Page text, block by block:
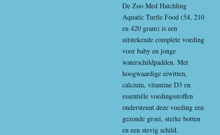
De Zoo Med Hatchling
Aquatic Turtle Food (54, 210
en 420 gram) is een
uitstekende complete voeding
voor baby en jonge
waterschildpadden. Met
hoogwaardige eiwitten,
calcium, vitamine D3 en
essentiële voedingsstoffen
ondersteunt deze voeding een
gezonde groei, sterke botten
en een stevig schild.